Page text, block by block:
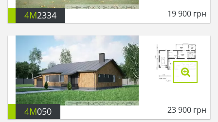
4M2334 19 900 грн
4M050 23 900 грн